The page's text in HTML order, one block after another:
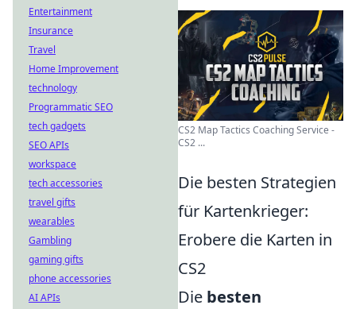
CS2 Map Tactics Coaching Service -
CS2 ...
Die besten Strategien
für Kartenkrieger:
Erobere die Karten in
CS2
Die besten
Entertainment
Insurance
Travel
Home Improvement
technology
Programmatic SEO
tech gadgets
SEO APIs
workspace
tech accessories
travel gifts
wearables
Gambling
gaming gifts
phone accessories
AI APIs